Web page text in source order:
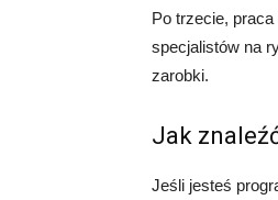
Po trzecie, praca
specjalistów na
zarobki.
Jak
Jeśli jesteś